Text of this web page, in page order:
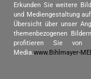
Erkunden Sie weitere
und Mediengestaltung
Übersicht über unser
themenbezogenen
profitieren Sie von
Media.www.Bihlmayer-